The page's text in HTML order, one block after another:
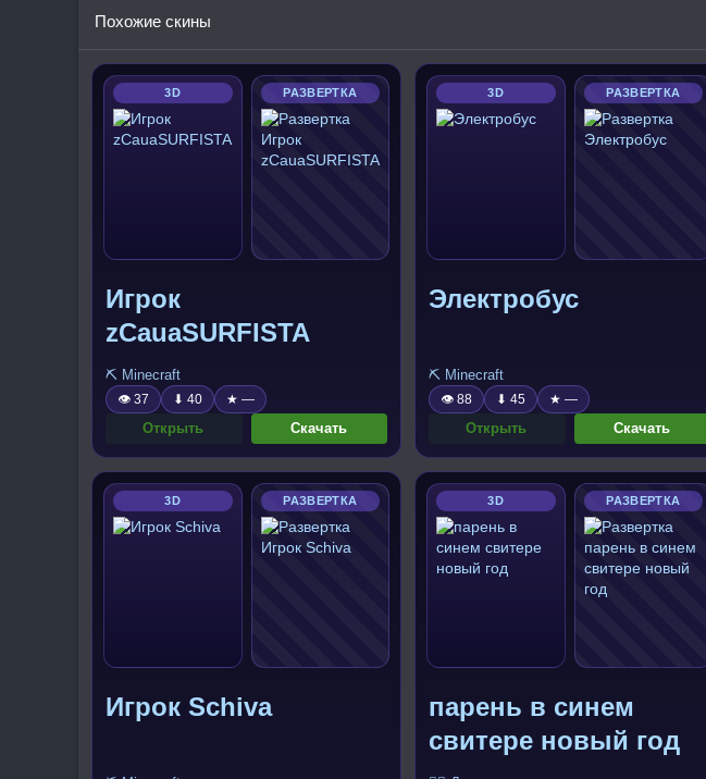
Похожие скины
3D РАЗВЕРТКА
Игрок
zCauaSURFISTA
⛏️ Minecraft
👁 37 ⬇ 40 ★ —
Открыть Скачать
3D РАЗВЕРТКА
Электробус
⛏️ Minecraft
👁 88 ⬇ 45 ★ —
Открыть Скачать
3D РАЗВЕРТКА
Игрок Schiva
3D РАЗВЕРТКА
парень в синем
свитере новый год